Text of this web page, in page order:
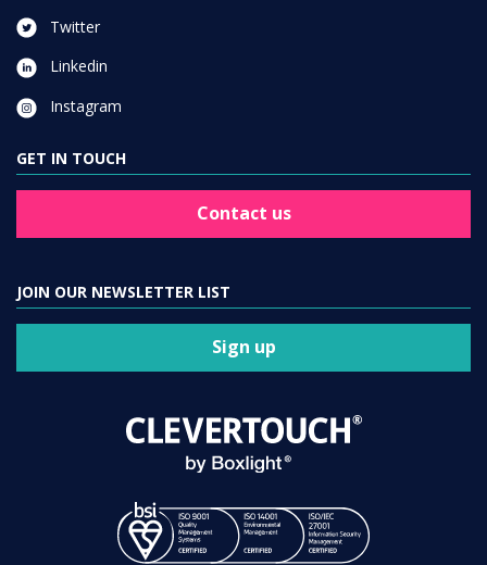
Twitter
Linkedin
Instagram
GET IN TOUCH
Contact us
JOIN OUR NEWSLETTER LIST
Sign up